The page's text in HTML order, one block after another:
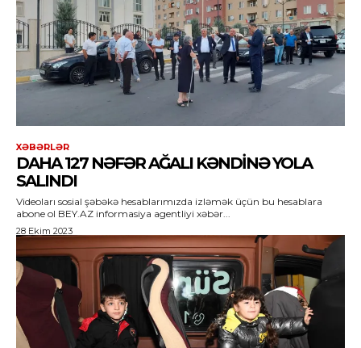
XƏBƏRLƏR
DAHA 127 NƏFƏR AĞALI KƏNDINƏ YOLA
SALINDI
Videoları sosial şəbəkə hesablarımızda izləmək üçün bu hesablara
abone ol BEY.AZ informasiya agentliyi xəbər...
28 Ekim 2023